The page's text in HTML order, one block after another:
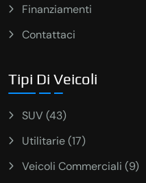
Finanziamenti
Contattaci
Tipi Di Veicoli
SUV (43)
Utilitarie (17)
Veicoli Commerciali (9)